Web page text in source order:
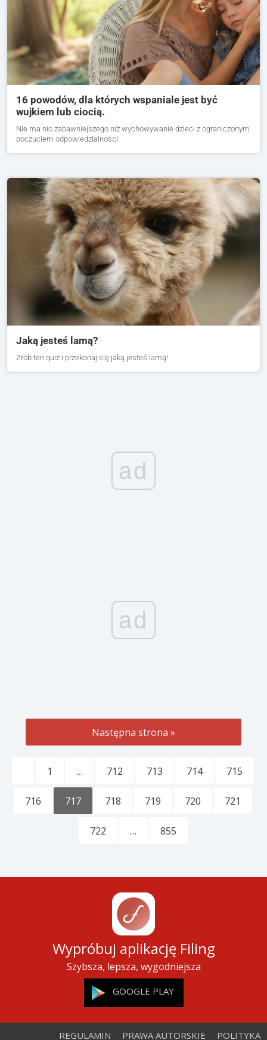
16 powodów, dla których wspaniale jest być
wujkiem lub ciocią.
Nie ma nic zabawniejszego niż wychowywanie dzieci z ograniczonym
poczuciem odpowiedzialności.
Jaką jesteś lamą?
Zrób ten quiz i przekonaj się jaką jesteś lamą!
ad
ad
Następna strona »
1 … 712 713 714 715
716 717 718 719 720 721
722 … 855
Wypróbuj aplikację Filing
Szybsza, lepsza, wygodniejsza
GOOGLE PLAY
REGULAMIN PRAWA AUTORSKIE POLITYKA